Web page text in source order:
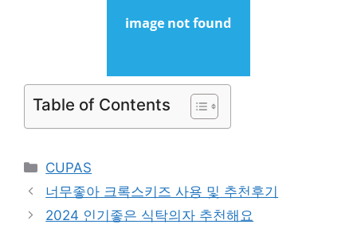
Table of Contents
Categories
CUPAS
너무좋아 크록스키즈 사용 및 추천후기
2024 인기좋은 식탁의자 추천해요